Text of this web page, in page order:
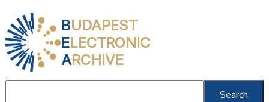
BUDAPEST
ELECTRONIC
ARCHIVE
Search